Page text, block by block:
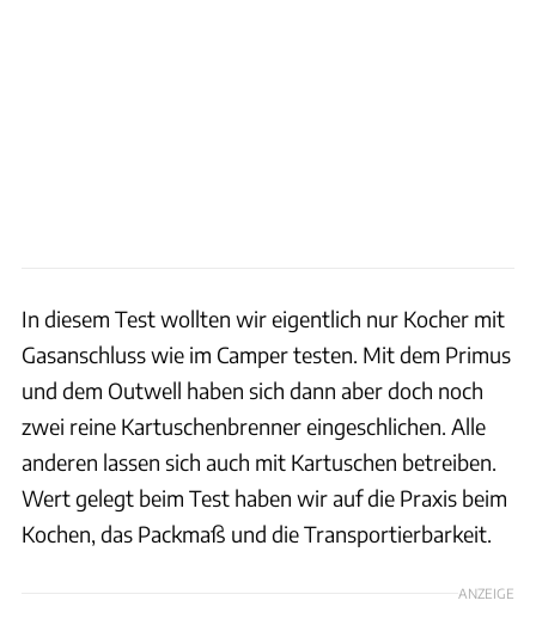
In diesem Test wollten wir eigentlich nur Kocher mit
Gasanschluss wie im Camper testen. Mit dem Primus
und dem Outwell haben sich dann aber doch noch
zwei reine Kartuschenbrenner eingeschlichen. Alle
anderen lassen sich auch mit Kartuschen betreiben.
Wert gelegt beim Test haben wir auf die Praxis beim
Kochen, das Packmaß und die Transportierbarkeit.
ANZEIGE